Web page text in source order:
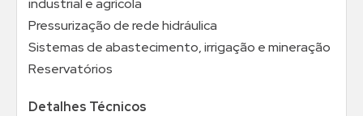
industrial e agrícola
Pressurização de rede hidráulica
Sistemas de abastecimento, irrigação e mineração
Reservatórios
Detalhes Técnicos